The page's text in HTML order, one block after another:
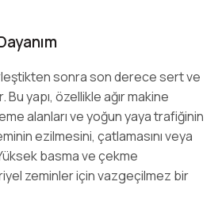
sonra son derece sert ve
Bu yapı, özellikle ağır makine
alanları ve yoğun yaya trafiğinin
ezilmesini, çatlamasını veya
basma ve çekme
zeminler için vazgeçilmez bir